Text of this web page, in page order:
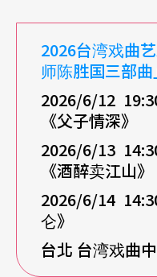
2026台湾戏曲
师陈胜国三部曲
2026/6/12
《父子情深》
2026/6/13
《酒醉卖江山》
2026/6/14
仑》
台北 台湾戏曲